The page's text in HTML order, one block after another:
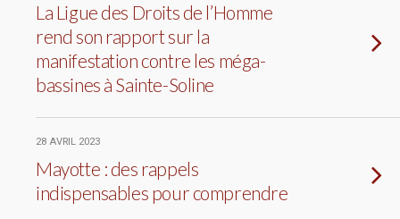
La Ligue des Droits de l’Homme
rend son rapport sur la
manifestation contre les méga-
bassines à Sainte-Soline
28 AVRIL 2023
Mayotte : des rappels
indispensables pour comprendre